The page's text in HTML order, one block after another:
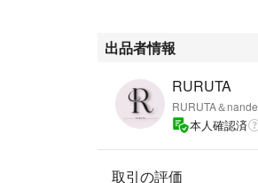
出品者情報
RURUTA
RURUTA＆nande
本人確認済
取引の評価